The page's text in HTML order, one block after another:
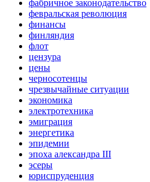
фабричное законодательство
февральская революция
финансы
финляндия
флот
цензура
цены
черносотенцы
чрезвычайные ситуации
экономика
электротехника
эмиграция
энергетика
эпидемии
эпоха александра III
эсеры
юриспруденция